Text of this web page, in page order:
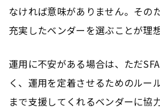
なければ意味がありません。その
充実したベンダーを選ぶことが理想
運用に不安がある場合は、ただ
く、運用を定着させるためのルー
まで支援してくれるベンダーに協